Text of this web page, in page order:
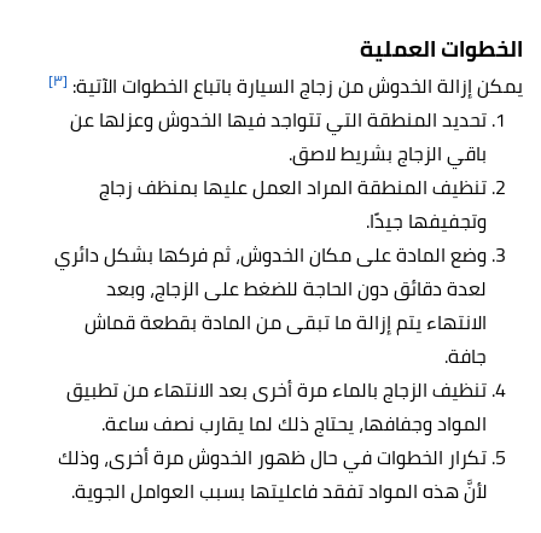
الخطوات العملية
يمكن إزالة الخدوش من زجاج السيارة باتباع الخطوات الآتية: [٣]
تحديد المنطقة التي تتواجد فيها الخدوش وعزلها عن
باقي الزجاج بشريط لاصق.
تنظيف المنطقة المراد العمل عليها بمنظف زجاج
وتجفيفها جيدًا.
وضع المادة على مكان الخدوش، ثم فركها بشكل دائري
لعدة دقائق دون الحاجة للضغط على الزجاج، وبعد
الانتهاء يتم إزالة ما تبقى من المادة بقطعة قماش
جافة.
تنظيف الزجاج بالماء مرة أخرى بعد الانتهاء من تطبيق
المواد وجفافها، يحتاج ذلك لما يقارب نصف ساعة.
تكرار الخطوات في حال ظهور الخدوش مرة أخرى، وذلك
لأنَّ هذه المواد تفقد فاعليتها بسبب العوامل الجوية.